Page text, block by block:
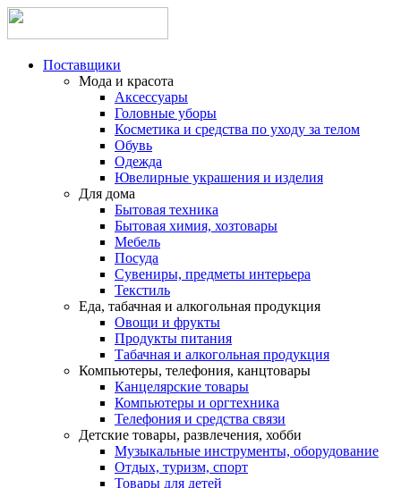
Поставщики
Мода и красота
Аксессуары
Головные уборы
Косметика и средства по уходу за телом
Обувь
Одежда
Ювелирные украшения и изделия
Для дома
Бытовая техника
Бытовая химия, хозтовары
Мебель
Посуда
Сувениры, предметы интерьера
Текстиль
Еда, табачная и алкогольная продукция
Овощи и фрукты
Продукты питания
Табачная и алкогольная продукция
Компьютеры, телефония, канцтовары
Канцелярские товары
Компьютеры и оргтехника
Телефония и средства связи
Детские товары, развлечения, хобби
Музыкальные инструменты, оборудование
Отдых, туризм, спорт
Товары для детей